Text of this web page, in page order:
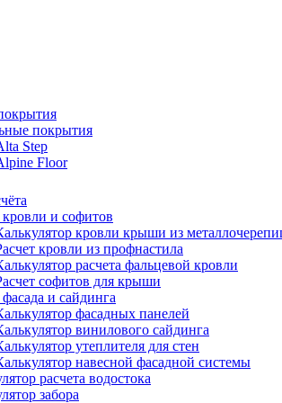
покрытия
Step
Floor
кровли и софитов
кровли крыши из
кровли из профнастила
расчета фальцевой кровли
софитов для крыши
фасада и сайдинга
фасадных панелей
винилового сайдинга
утеплителя для стен
навесной фасадной системы
расчета водостока
забора